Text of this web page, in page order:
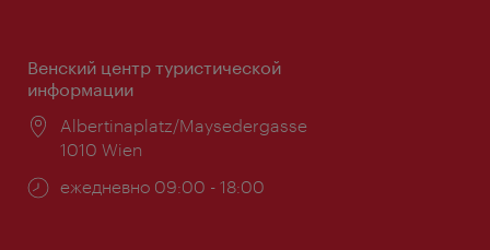
Венский центр туристической
информации
Расположение:
Albertinaplatz/Maysedergasse
1010 Wien
Часы
ежедневно 09:00 - 18:00